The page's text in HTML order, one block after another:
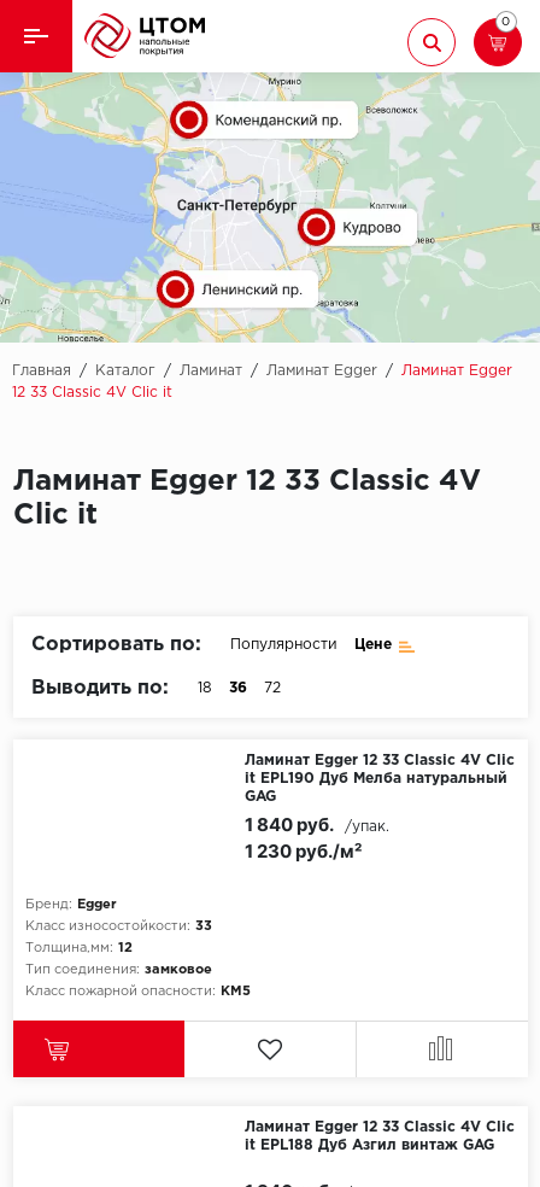
Назад
Кварцвиниловая плитка
Назад
Aberhof
Adelar
Alfa
AllureFloor
Alpine floor
Arbiton
Bonkeel
ECO Parquet
Egger
Ламинат
Ковролин
Линолеум
Паркет
Плинтус
0
Главная / Каталог / Ламинат / Ламинат Egger /
Ламинат Egger
12 33 Classic 4V Clic it
Ламинат Egger 12 33 Classic 4V
Clic it
Сортировать по: Популярности Цене
Выводить по: 18 36 72
Ламинат Egger 12 33 Classic 4V Clic
it EPL190 Дуб Мелба натуральный
GAG
Бренд:
Egger
Класс износостойкости: 33
Толщина,мм: 12
Тип соединения: замковое
Класс пожарной опасности:
КМ5
1 230 руб./м²
1 840 руб. /упак.
Ламинат Egger 12 33 Classic 4V Clic
it EPL188 Дуб Азгил винтаж GAG